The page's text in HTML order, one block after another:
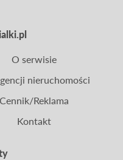
O serwisie
nieruchomości
Cennik/Reklama
Kontakt